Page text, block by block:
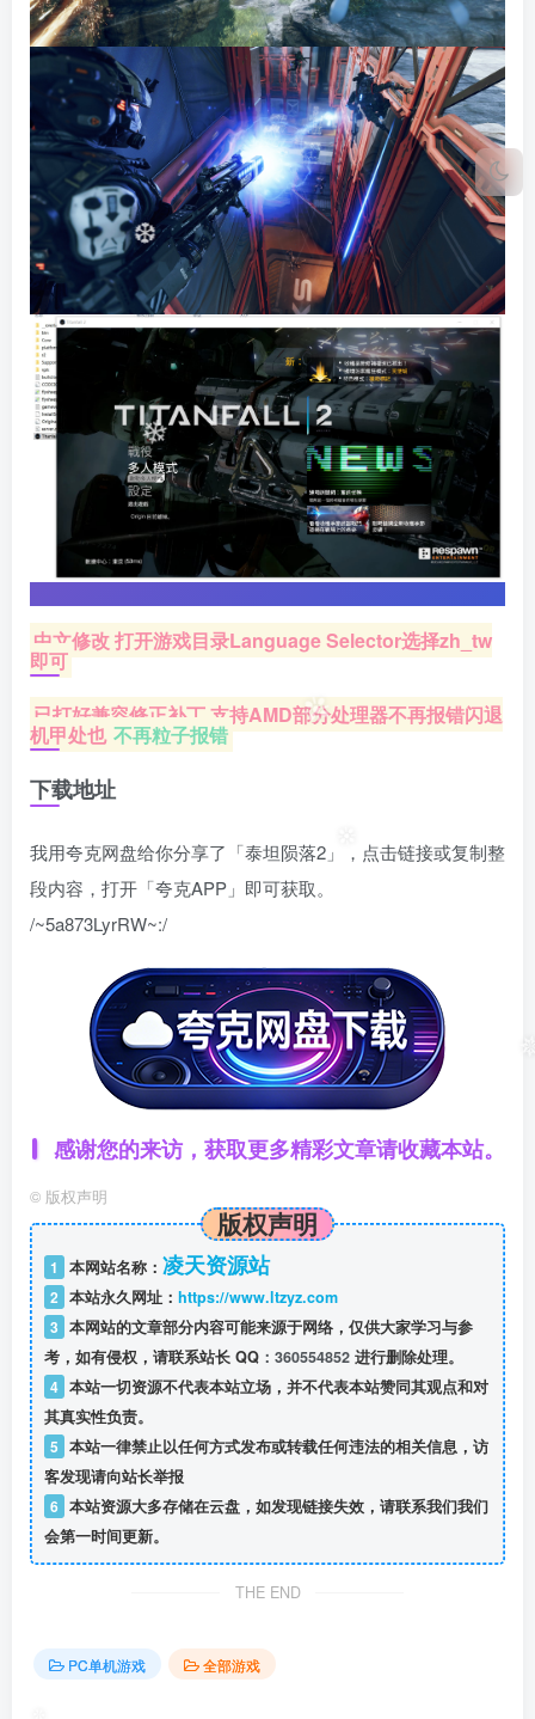
中文修改 打开游戏目录Language Selector选择zh_tw
即可
已打好兼容修正补丁 支持AMD部分处理器不再报错闪退
机甲处也 不再粒子报错
下载地址
我用夸克网盘给你分享了「泰坦陨落2」，点击链接或复制整
段内容，打开「夸克APP」即可获取。
/~5a873LyrRW~:/
感谢您的来访，获取更多精彩文章请收藏本站。
© 版权声明
版权声明
1 本网站名称： 凌天资源站
2 本站永久网址： https://www.ltzyz.com
3 本网站的文章部分内容可能来源于网络，仅供大家学习与参
考，如有侵权，请联系站长 QQ：360554852进行删除处理。
4 本站一切资源不代表本站立场，并不代表本站赞同其观点和对
其真实性负责。
5 本站一律禁止以任何方式发布或转载任何违法的相关信息，访
客发现请向站长举报
6 本站资源大多存储在云盘，如发现链接失效，请联系我们我们
会第一时间更新。
THE END
PC单机游戏 全部游戏
✼
❆
❄
❄
❄
❆